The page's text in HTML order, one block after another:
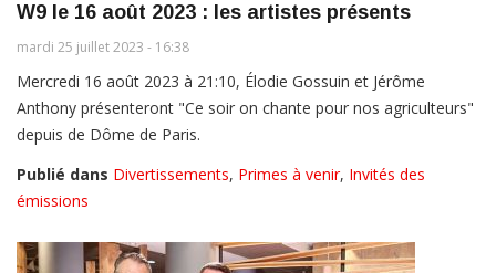
W9 le 16 août 2023 : les artistes présents
mardi 25 juillet 2023 - 16:38
Mercredi 16 août 2023 à 21:10, Élodie Gossuin et Jérôme
Anthony présenteront "Ce soir on chante pour nos agriculteurs"
depuis de Dôme de Paris.
Publié dans Divertissements, Primes à venir, Invités des
émissions